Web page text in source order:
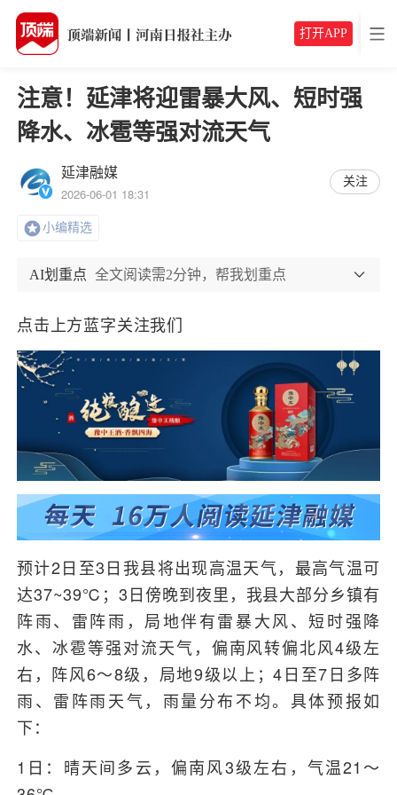
打开APP
注意！延津将迎雷暴大风、短时强
降水、冰雹等强对流天气
延津融媒
2026-06-01 18:31
关注
小编精选
AI划重点 全文阅读需2分钟，帮我划重点
点击上方蓝字关注我们
预计2日至3日我县将出现高温天气，最高气温可
达37~39℃；3日傍晚到夜里，我县大部分乡镇有
阵雨、雷阵雨，局地伴有雷暴大风、短时强降
水、冰雹等强对流天气，偏南风转偏北风4级左
右，阵风6～8级，局地9级以上；4日至7日多阵
雨、雷阵雨天气，雨量分布不均。具体预报如
下：
1日：晴天间多云，偏南风3级左右，气温21～